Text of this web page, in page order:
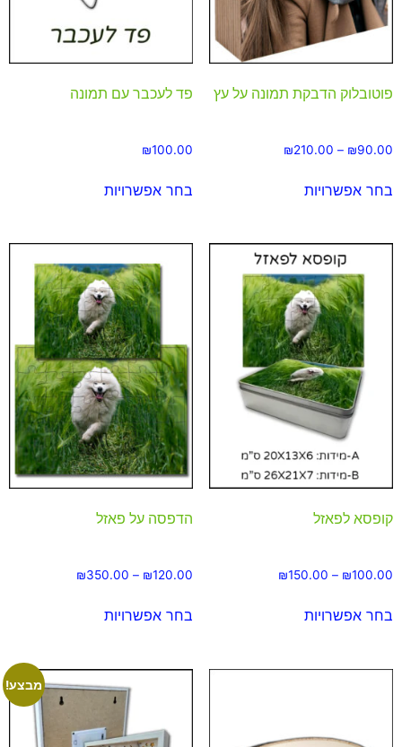
פוטובלוק הדבקת תמונה על עץ
₪90.00
–
₪210.00
בחר אפשרויות
פד לעכבר עם תמונה
₪100.00
בחר אפשרויות
קופסא לפאזל
₪100.00
–
₪150.00
בחר אפשרויות
הדפסה על פאזל
₪120.00
–
₪350.00
בחר אפשרויות
מבצע!